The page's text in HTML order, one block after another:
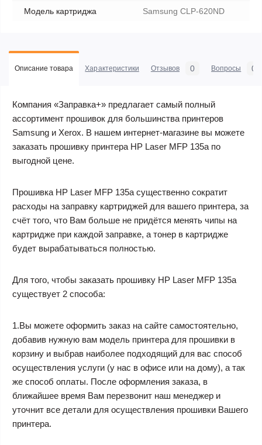
Модель картриджа Samsung CLP-620ND
Описание товара Характеристики Отзывов 0 Вопросы 0
Компания «Заправка+» предлагает самый полный
ассортимент прошивок для большинства принтеров
Samsung и Xerox. В нашем интернет-магазине вы можете
заказать прошивку принтера HP Laser MFP 135a по
выгодной цене.
Прошивка HP Laser MFP 135a существенно сократит
расходы на заправку картриджей для вашего принтера, за
счёт того, что Вам больше не придётся менять чипы на
картридже при каждой заправке, а тонер в картридже
будет вырабатываться полностью.
Для того, чтобы заказать прошивку HP Laser MFP 135a
существует 2 способа:
1.Вы можете оформить заказ на сайте самостоятельно,
добавив нужную вам модель принтера для прошивки в
корзину и выбрав наиболее подходящий для вас способ
осуществления услуги (у нас в офисе или на дому), а так
же способ оплаты. После оформления заказа, в
ближайшее время Вам перезвонит наш менеджер и
уточнит все детали для осуществления прошивки Вашего
принтера.